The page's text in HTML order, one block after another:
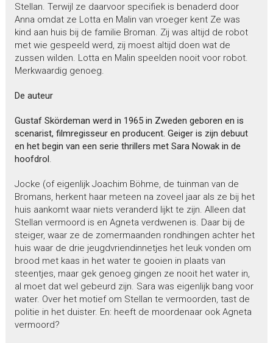
Stellan. Terwijl ze daarvoor specifiek is benaderd door
Anna omdat ze Lotta en Malin van vroeger kent Ze was
kind aan huis bij de familie Broman. Zij was altijd de robot
met wie gespeeld werd, zij moest altijd doen wat de
zussen wilden. Lotta en Malin speelden nooit voor robot.
Merkwaardig genoeg.
De auteur
Gustaf Skördeman werd in 1965 in Zweden geboren en is
scenarist, filmregisseur en producent. Geiger is zijn debuut
en het begin van een serie thrillers met Sara Nowak in de
hoofdrol.
Jocke (of eigenlijk Joachim Böhme, de tuinman van de
Bromans, herkent haar meteen na zoveel jaar als ze bij het
huis aankomt waar niets veranderd lijkt te zijn. Alleen dat
Stellan vermoord is en Agneta verdwenen is. Daar bij de
steiger, waar ze de zomermaanden rondhingen achter het
huis waar de drie jeugdvriendinnetjes het leuk vonden om
brood met kaas in het water te gooien in plaats van
steentjes, maar gek genoeg gingen ze nooit het water in,
al moet dat wel gebeurd zijn. Sara was eigenlijk bang voor
water. Over het motief om Stellan te vermoorden, tast de
politie in het duister. En: heeft de moordenaar ook Agneta
vermoord?